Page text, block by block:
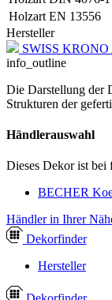
Holzart EN 13556
Hersteller
SWISS KRONO
info_outline
Die Darstellung der
Strukturen der
Händlerauswahl
Dieses Dekor ist bei
BECHER
Händler in Ihrer
Dekorfinder
Hersteller